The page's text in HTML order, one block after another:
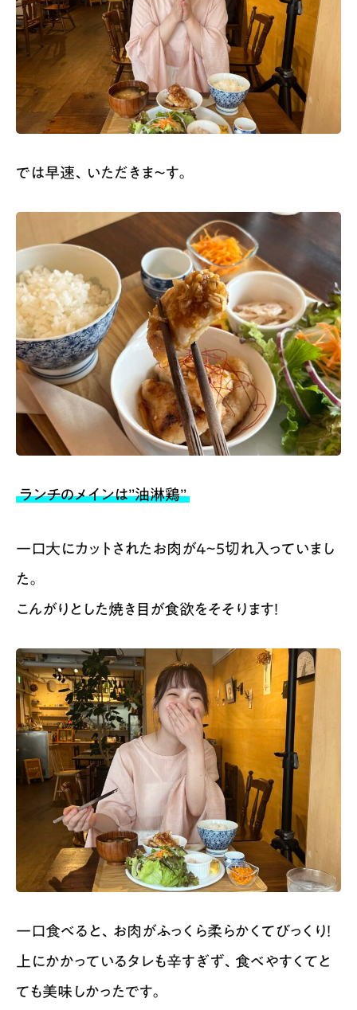
では早速、いただきま～す。
ランチのメインは”油淋鶏”
一口大にカットされたお肉が4~5切れ入っていまし
た。
こんがりとした焼き目が食欲をそそります！
一口食べると、お肉がふっくら柔らかくてびっくり！
上にかかっているタレも辛すぎず、食べやすくてと
ても美味しかったです。